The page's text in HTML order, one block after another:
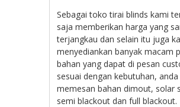
Sebagai toko tirai blinds kami
saja memberikan harga yang
terjangkau dan selain itu juga
menyediankan banyak macam
bahan yang dapat di pesan
sesuai dengan kebutuhan,
memesan bahan dimout, solar
semi blackout dan full blackout.